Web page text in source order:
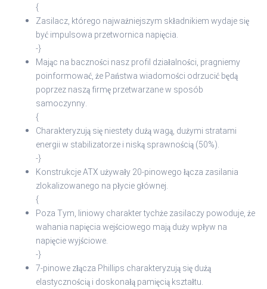
{
Zasilacz, którego najważniejszym składnikiem wydaje się
być impulsowa przetwornica napięcia.
-}
Mając na baczności nasz profil działalności, pragniemy
poinformować, że Państwa wiadomości odrzucić będą
poprzez naszą firmę przetwarzane w sposób
samoczynny.
{
Charakteryzują się niestety dużą wagą, dużymi stratami
energii w stabilizatorze i niską sprawnością (50%).
-}
Konstrukcje ATX używały 20-pinowego łącza zasilania
zlokalizowanego na płycie głównej.
{
Poza Tym, liniowy charakter tychże zasilaczy powoduje, że
wahania napięcia wejściowego mają duży wpływ na
napięcie wyjściowe.
-}
7-pinowe złącza Phillips charakteryzują się dużą
elastycznością i doskonałą pamięcią kształtu.